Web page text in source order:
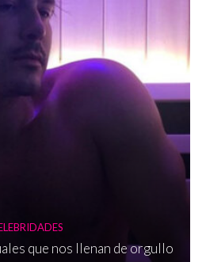
que nos llenan de orgullo